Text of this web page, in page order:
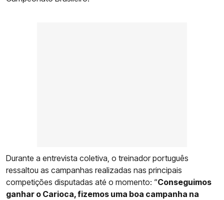
Durante a entrevista coletiva, o treinador português
ressaltou as campanhas realizadas nas principais
competições disputadas até o momento: “Conseguimos
ganhar o Carioca, fizemos uma boa campanha na